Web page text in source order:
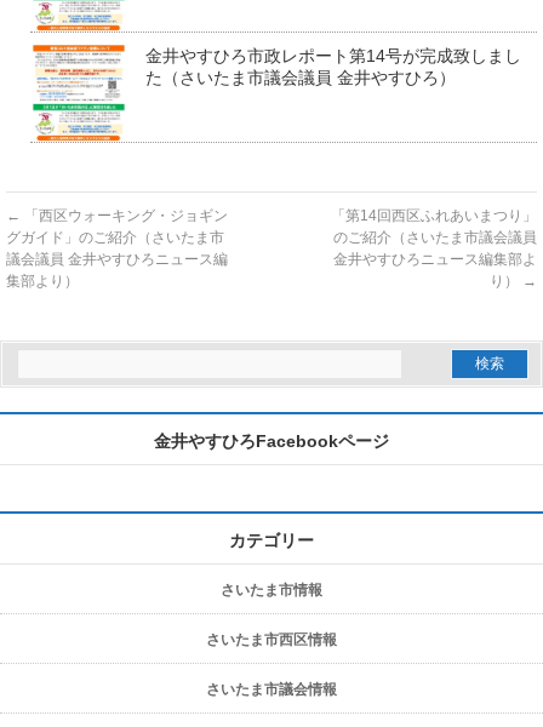
金井やすひろ市政レポート第14号が完成致しまし
た（さいたま市議会議員 金井やすひろ）
←
「西区ウォーキング・ジョギン
グガイド」のご紹介（さいたま市
議会議員 金井やすひろニュース編
集部より）
「第14回西区ふれあいまつり」
のご紹介（さいたま市議会議員
金井やすひろニュース編集部よ
り）
→
金井やすひろFacebookページ
カテゴリー
さいたま市情報
さいたま市西区情報
さいたま市議会情報